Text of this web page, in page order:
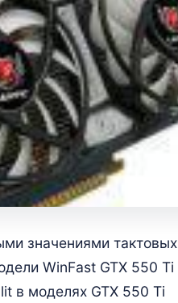
значениями тактовых
WinFast GTX 550 Ti
в моделях GTX 550 Ti